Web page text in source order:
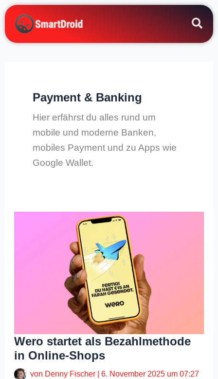
Zum
Inhalt
springen
Payment & Banking
Hier erfährst du alles rund um
mobile und moderne Banken,
mobiles Payment und zu Apps wie
Google Wallet.
Wero startet als Bezahlmethode
in Online-Shops
von Denny Fischer |6. November 2025 um 07:27